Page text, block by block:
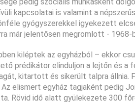
kapcsolatai is valamint a
gyógyszerekkel igyekezett
már jelentősen megromlott -
kiléptek az egyházból – ekkor
prédikátor elinduljon a lejtőn és a
kitartott és sikerült talpra
elismert egyház tagjaként pedig
Rövid idő alatt gyülekezete 300